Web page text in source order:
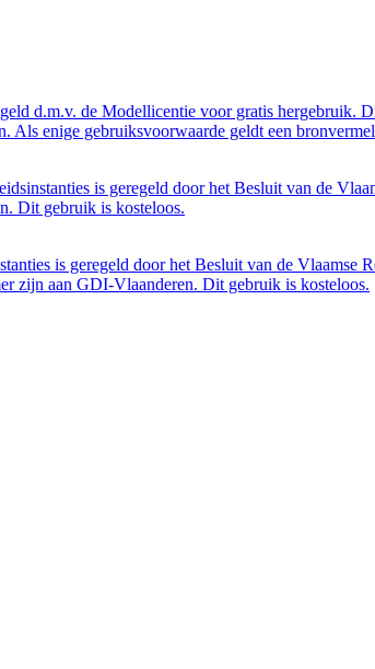
d.m.v. de Modellicentie voor gratis hergebruik.
Als enige gebruiksvoorwaarde geldt een
is geregeld door het Besluit van de
Dit gebruik is kosteloos.
is geregeld door het Besluit van de Vlaamse
zijn aan GDI-Vlaanderen. Dit gebruik is kosteloos.